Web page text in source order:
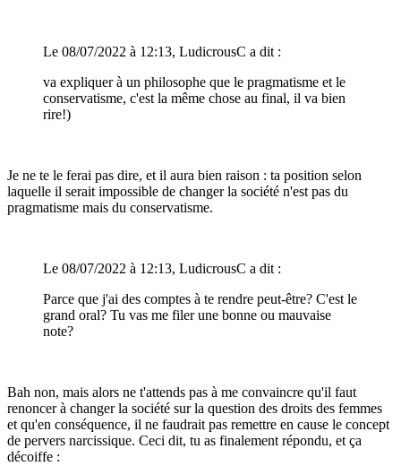
Le 08/07/2022 à 12:13, LudicrousC a dit :
va expliquer à un philosophe que le pragmatisme et le
conservatisme, c'est la même chose au final, il va bien
rire!)
Je ne te le ferai pas dire, et il aura bien raison : ta position selon
laquelle il serait impossible de changer la société n'est pas du
pragmatisme mais du conservatisme.
Le 08/07/2022 à 12:13, LudicrousC a dit :
Parce que j'ai des comptes à te rendre peut-être? C'est le
grand oral? Tu vas me filer une bonne ou mauvaise
note?
Bah non, mais alors ne t'attends pas à me convaincre qu'il faut
renoncer à changer la société sur la question des droits des femmes
et qu'en conséquence, il ne faudrait pas remettre en cause le concept
de pervers narcissique. Ceci dit, tu as finalement répondu, et ça
décoiffe :